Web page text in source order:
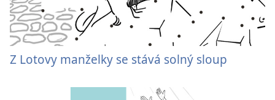
Z Lotovy manželky se stává solný sloup